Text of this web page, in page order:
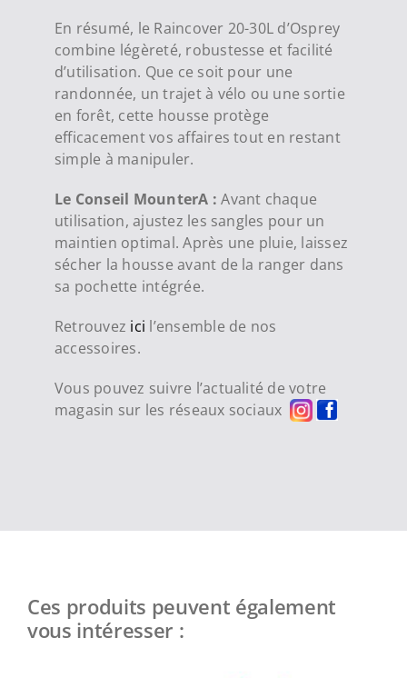
En résumé, le Raincover 20-30L d’Osprey
combine légèreté, robustesse et facilité
d’utilisation. Que ce soit pour une
randonnée, un trajet à vélo ou une sortie
en forêt, cette housse protège
efficacement vos affaires tout en restant
simple à manipuler.
Le Conseil MounterA :Avant chaque
utilisation, ajustez les sangles pour un
maintien optimal. Après une pluie, laissez
sécher la housse avant de la ranger dans
sa pochette intégrée.
Retrouvez ici l’ensemble de nos
accessoires.
Vous pouvez suivre l’actualité de votre
magasin sur les réseaux sociaux
Ces produits peuvent également
vous intéresser :